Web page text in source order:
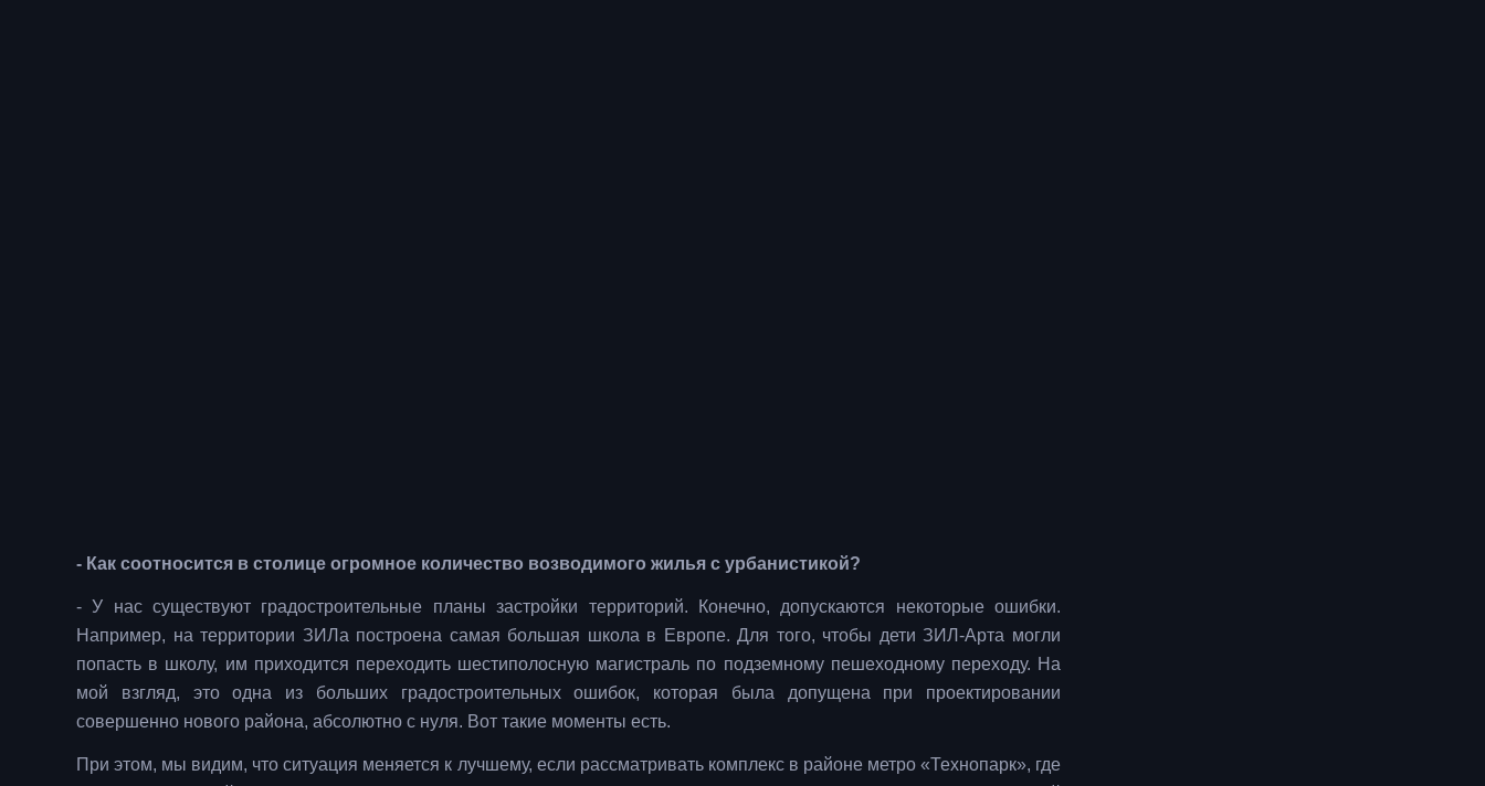
- Как соотносится в столице огромное количество возводимого жилья с урбанистикой?
- У нас существуют градостроительные планы застройки территорий. Конечно, допускаются некоторые ошибки.
Например, на территории ЗИЛа построена самая большая школа в Европе. Для того, чтобы дети ЗИЛ-Арта могли
попасть в школу, им приходится переходить шестиполосную магистраль по подземному пешеходному переходу. На
мой взгляд, это одна из больших градостроительных ошибок, которая была допущена при проектировании
совершенно нового района, абсолютно с нуля. Вот такие моменты есть.
При этом, мы видим, что ситуация меняется к лучшему, если рассматривать комплекс в районе метро «Технопарк», где